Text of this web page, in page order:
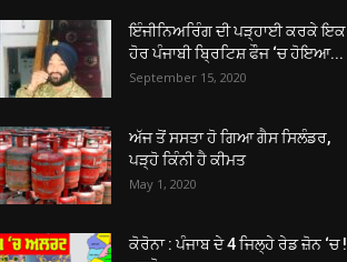
ਇੰਜੀਨਿਅਰਿੰਗ ਦੀ ਪੜ੍ਹਾਈ ਕਰਕੇ ਇਕ
ਹੋਰ ਪੰਜਾਬੀ ਬ੍ਰਿਟਿਸ਼ ਫੌਜ ‘ਚ ਹੋਇਆ...
September 15, 2020
ਅੱਜ ਤੋਂ ਸਸਤਾ ਹੋ ਗਿਆ ਗੈਸ ਸਿਲੰਡਰ,
ਪੜ੍ਹੋ ਕਿੰਨੀ ਹੈ ਕੀਮਤ
May 1, 2020
ਕੋਰੋਨਾ : ਪੰਜਾਬ ਦੇ 4 ਜਿਲ੍ਹੇ ਰੇਡ ਜ਼ੋਨ ‘ਚ !